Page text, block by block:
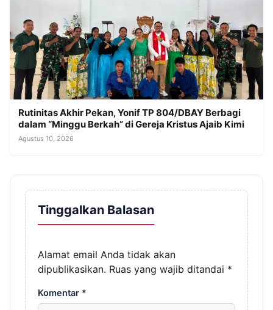
Rutinitas Akhir Pekan, Yonif TP 804/DBAY Berbagi
dalam “Minggu Berkah” di Gereja Kristus Ajaib Kimi
Agustus 10, 2026
Tinggalkan Balasan
Alamat email Anda tidak akan
dipublikasikan. Ruas yang wajib ditandai *
Komentar *